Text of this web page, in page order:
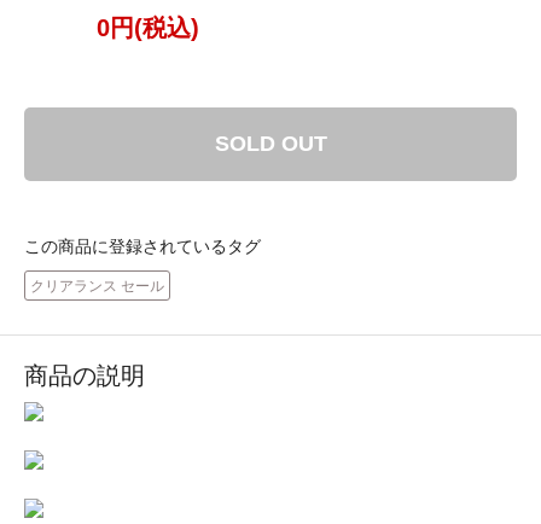
0円(税込)
SOLD OUT
この商品に登録されているタグ
クリアランス セール
商品の説明